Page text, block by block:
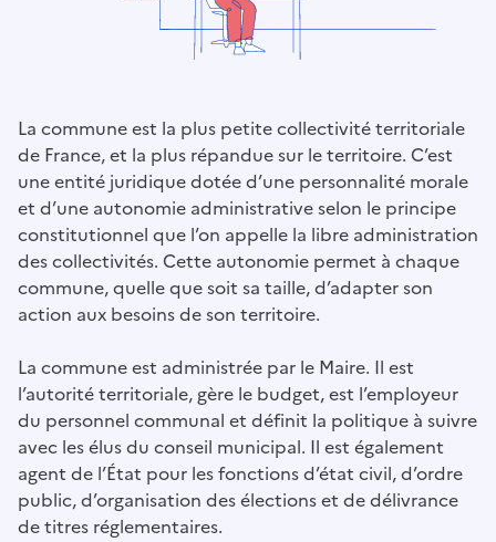
La commune est la plus petite collectivité territoriale
de France, et la plus répandue sur le territoire. C’est
une entité juridique dotée d’une personnalité morale
et d’une autonomie administrative selon le principe
constitutionnel que l’on appelle la libre administration
des collectivités. Cette autonomie permet à chaque
commune, quelle que soit sa taille, d’adapter son
action aux besoins de son territoire.
La commune est administrée par le Maire. Il est
l’autorité territoriale, gère le budget, est l’employeur
du personnel communal et définit la politique à suivre
avec les élus du conseil municipal. Il est également
agent de l’État pour les fonctions d’état civil, d’ordre
public, d’organisation des élections et de délivrance
de titres réglementaires.